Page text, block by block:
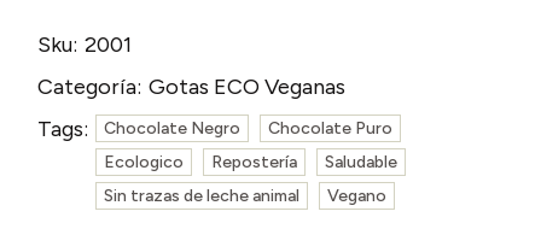
Sku: 2001
Categoría: Gotas ECO Veganas
Tags:
Chocolate Negro
Chocolate Puro
Ecologico
Repostería
Saludable
Sin trazas de leche animal
Vegano